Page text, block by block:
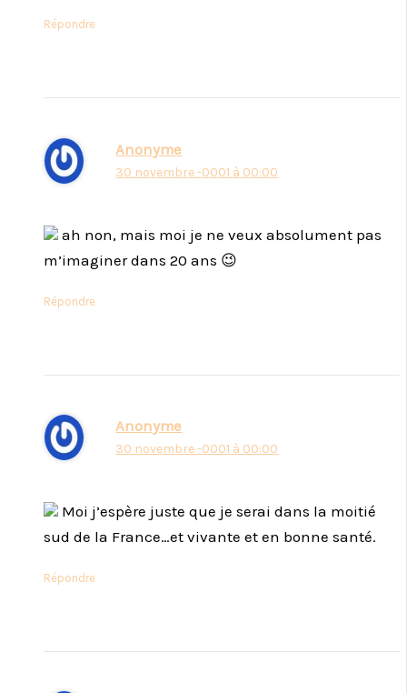
Répondre
Anonyme
30 novembre -0001 à 00:00
ah non, mais moi je ne veux absolument pas
m’imaginer dans 20 ans 😉
Répondre
Anonyme
30 novembre -0001 à 00:00
Moi j’espère juste que je serai dans la moitié
sud de la France…et vivante et en bonne santé.
Répondre